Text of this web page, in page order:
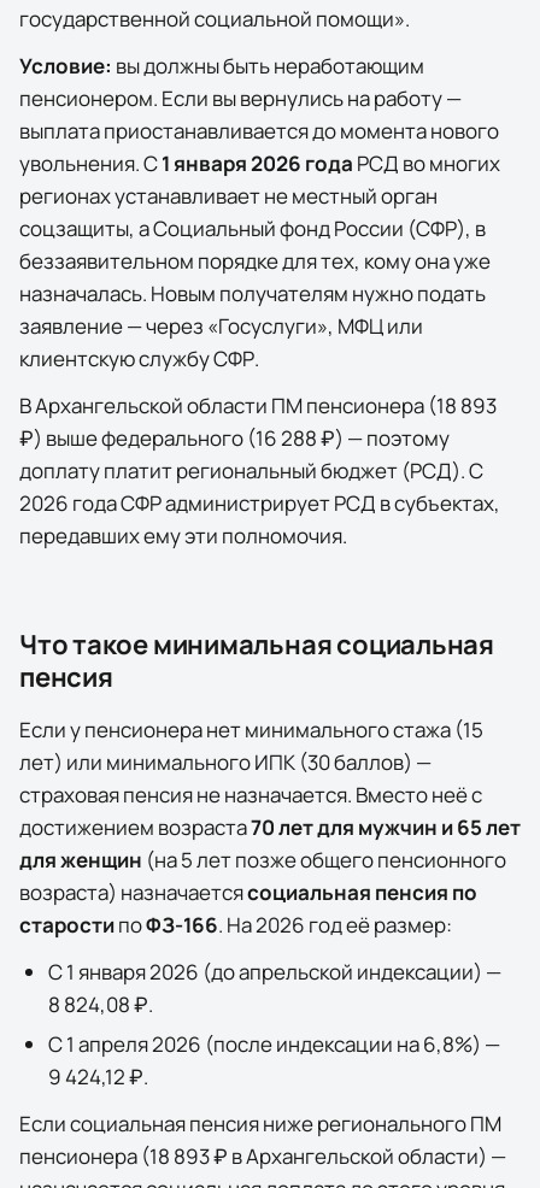
государственной социальной помощи».
Условие: вы должны быть неработающим
пенсионером. Если вы вернулись на работу —
выплата приостанавливается до момента нового
увольнения. С1 января 2026 года РСД во многих
регионах устанавливает не местный орган
соцзащиты, а Социальный фонд России (СФР), в
беззаявительном порядке для тех, кому она уже
назначалась. Новым получателям нужно подать
заявление — через «Госуслуги», МФЦ или
клиентскую службу СФР.
ВАрхангельской области ПМ пенсионера (18 893
₽) выше федерального (16 288 ₽) — поэтому
доплату платит региональный бюджет (РСД). С
2026 года СФР администрирует РСД в субъектах,
передавших ему эти полномочия.
Что такое минимальная социальная
пенсия
Если у пенсионера нет минимального стажа (15
лет) или минимального ИПК (30 баллов) —
страховая пенсия не назначается. Вместо неё с
достижением возраста70 лет для мужчин и 65 лет
для женщин (на 5 лет позже общего пенсионного
возраста) назначаетсясоциальная пенсия по
старостипоФЗ-166. На2026 год её размер:
С 1 января2026 (до апрельской индексации) —
8 824,08 ₽.
С 1 апреля2026 (после индексации на6,8%) —
9 424,12 ₽.
Если социальная пенсия ниже регионального ПМ
пенсионера (18 893 ₽ вАрхангельской области) —